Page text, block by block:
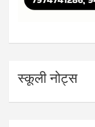
स्कूली नोट्स